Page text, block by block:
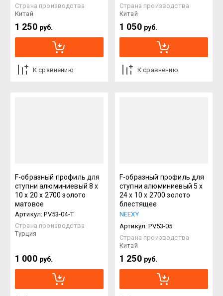
Страна производства
Китай
1 250 руб.
К сравнению
Страна производства
Китай
1 050 руб.
К сравнению
F-образный профиль для
ступни алюминиевый 8 х
10 х 20 х 2700 золото
матовое
Артикул: PV53-04-T
Страна производства
Турция
1 000 руб.
F-образный профиль для
ступни алюминиевый 5 х
24 х 10 х 2700 золото
блестящее
NEEXY
Артикул: PV53-05
Страна производства
Китай
1 250 руб.